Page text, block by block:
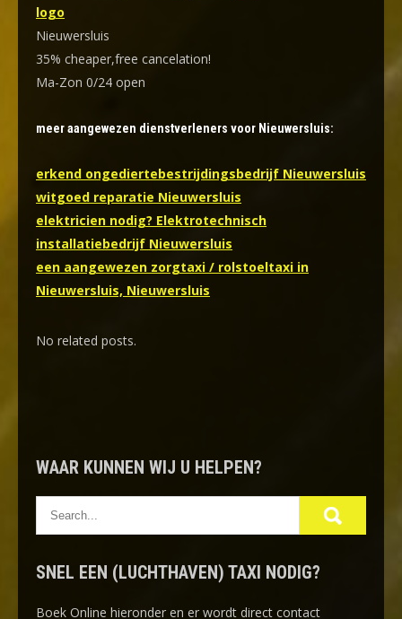
logo
Nieuwersluis
35% cheaper,free cancelation!
Ma-Zon 0/24 open
meer aangewezen dienstverleners voor Nieuwersluis:
erkend ongediertebestrijdingsbedrijf Nieuwersluis
witgoed reparatie Nieuwersluis
elektricien nodig? Elektrotechnisch
installatiebedrijf Nieuwersluis
een aangewezen zorgtaxi / rolstoeltaxi in
Nieuwersluis, Nieuwersluis
No related posts.
WAAR KUNNEN WIJ U HELPEN?
SNEL EEN (LUCHTHAVEN) TAXI NODIG?
Boek Online hieronder en er wordt direct contact